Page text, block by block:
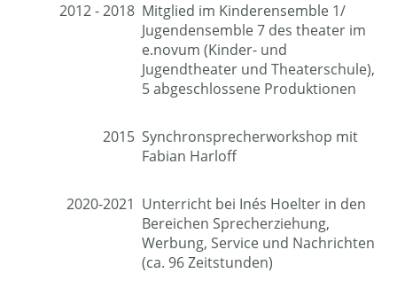
2012 - 2018 Mitglied im Kinderensemble 1/
Jugendensemble 7 des theater im
e.novum (Kinder- und
Jugendtheater und Theaterschule),
5 abgeschlossene Produktionen
2015 Synchronsprecherworkshop mit
Fabian Harloff
2020-2021 Unterricht bei Inés Hoelter in den
Bereichen Sprecherziehung,
Werbung, Service und Nachrichten
(ca. 96 Zeitstunden)